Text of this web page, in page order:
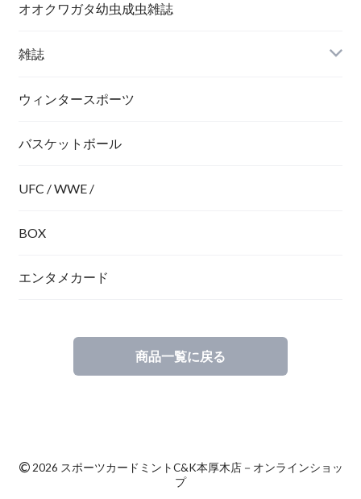
オオクワガタ幼虫成虫雑誌
雑誌
ウィンタースポーツ
バスケットボール
UFC / WWE /
BOX
エンタメカード
商品一覧に戻る
©2026 スポーツカードミントC&K本厚木店－オンラインショッ
プ